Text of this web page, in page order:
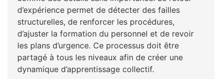
d’expérience permet de détecter des failles
structurelles, de renforcer les procédures,
d’ajuster la formation du personnel et de revoir
les plans d’urgence. Ce processus doit être
partagé à tous les niveaux afin de créer une
dynamique d’apprentissage collectif.